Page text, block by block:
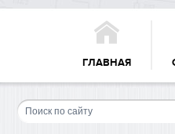
ГЛАВНАЯ